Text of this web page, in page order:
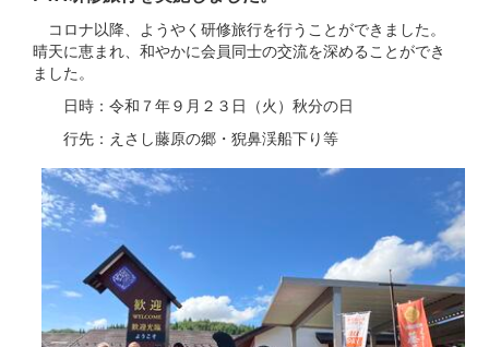
コロナ以降、ようやく研修旅行を行うことができました。
晴天に恵まれ、和やかに会員同士の交流を深めることができ
ました。
日時：令和７年９月２３日（火）秋分の日
行先：えさし藤原の郷・猊鼻渓船下り等